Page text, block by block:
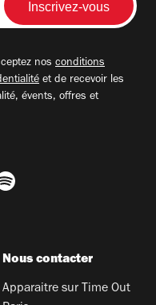
nos conditions
et de recevoir les
évents, offres et
Nous contacter
Apparaitre sur Time Out